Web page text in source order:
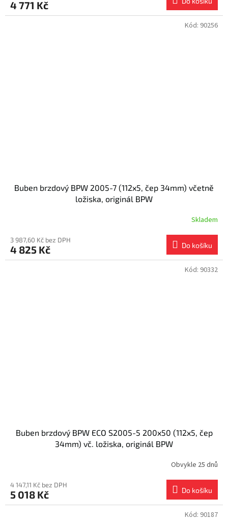
4 771 Kč
Buben brzdový BPW 2005-7 (112x5, čep 34mm) včetně
ložiska, originál BPW
Skladem
3 987,60 Kč bez DPH
4 825 Kč Do košíku
Kód: 90256
Buben brzdový BPW ECO S2005-5 200x50 (112x5, čep
34mm) vč. ložiska, originál BPW
Obvykle 25 dnů
4 147,11 Kč bez DPH
5 018 Kč Do košíku
Kód: 90332
Kód: 90187